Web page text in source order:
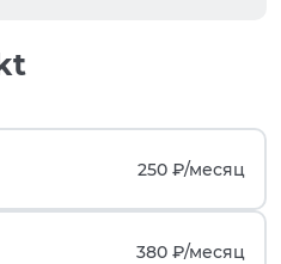
250 ₽/месяц
380 ₽/месяц